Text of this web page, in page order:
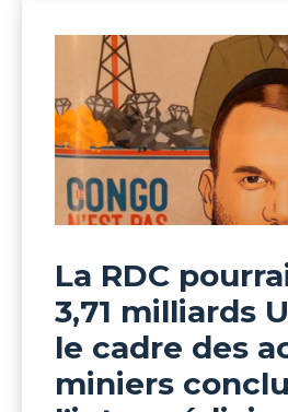
La RDC
3,71 milliards
le cadre des
miniers